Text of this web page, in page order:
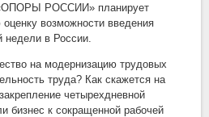
«ОПОРЫ РОССИИ» планирует
оценку возможности введения
недели в России.
на модернизацию трудовых
труда? Как скажется на
четырехдневной
бизнес к сокращенной рабочей